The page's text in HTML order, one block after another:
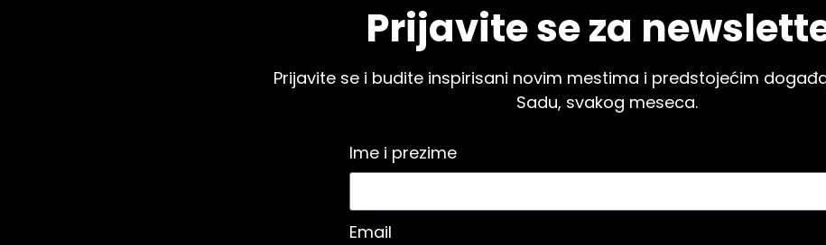
Prijavite se za
Prijavite se i budite inspirisani novim mestima i predstojećim
Sadu, svakog meseca.
Ime i prezime
Email